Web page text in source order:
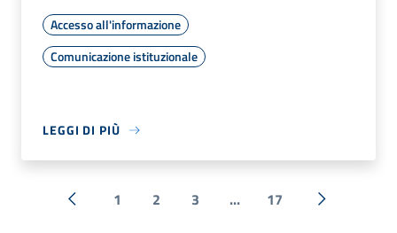
Accesso all'informazione
Comunicazione istituzionale
LEGGI DI PIÙ
« Precedente
1 2 3 ... 17
Successiva